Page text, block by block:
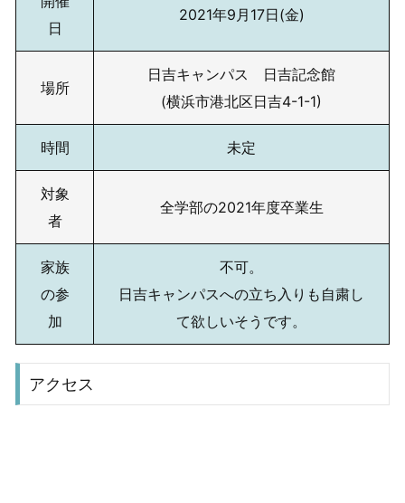
日
2021年9月17日(金)
場所
日吉キャンパス 日吉記念館
(横浜市港北区日吉4-1-1)
時間 未定
対象
者
全学部の2021年度卒業生
家族
の参
加
不可。
日吉キャンパスへの立ち入りも自粛し
て欲しいそうです。
アクセス